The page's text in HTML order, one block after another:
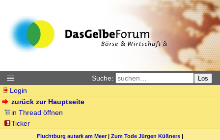
Suche: Los
Login
zurück zur Hauptseite
in Thread öffnen
Ticker
Fluchtburg autark am Meer| Zum Tode Jürgen Küßners |